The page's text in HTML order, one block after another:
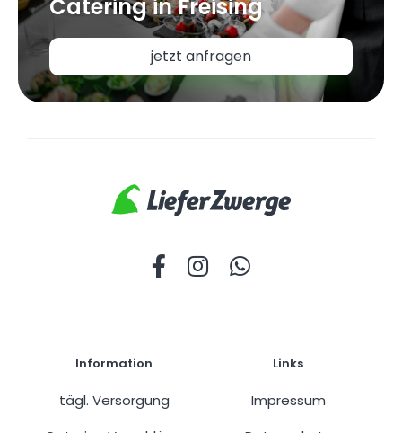
Catering in Freising
jetzt anfragen
Information
tägl. Versorgung
Links
Impressum